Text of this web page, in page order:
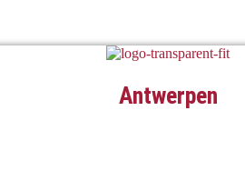
Antwerpen